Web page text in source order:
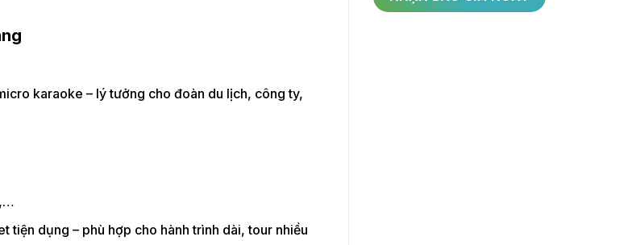
karaoke – lý tưởng cho đoàn du lịch, công ty,
tiện dụng – phù hợp cho hành trình dài, tour nhiều